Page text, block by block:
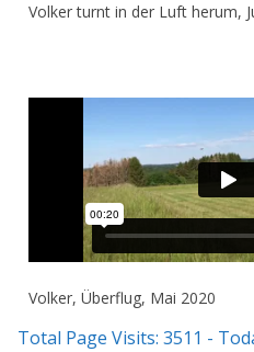
Volker turnt in der Luft herum,
Volker, Überflug, Mai 2020
Total Page Visits: 3511 -